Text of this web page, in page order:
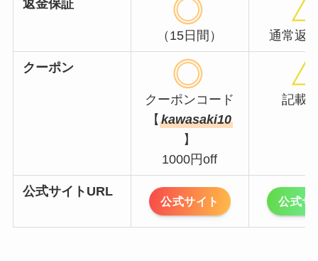
返金保証
（15日間） 通常返
クーポン
クーポンコード
【 kawasaki10
】
1000円off
記載
公式サイトURL
公式サイト 公式サ